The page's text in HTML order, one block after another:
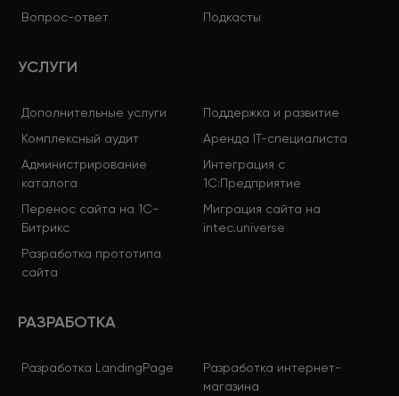
Вопрос-ответ
Подкасты
УСЛУГИ
Дополнительные услуги
Поддержка и развитие
Комплексный аудит
Аренда IT-специалиста
Администрирование
каталога
Интеграция с
1С:Предприятие
Перенос сайта на 1С-
Битрикс
Миграция сайта на
intec.universe
Разработка прототипа
сайта
РАЗРАБОТКА
Разработка LandingPage
Разработка интернет-
магазина